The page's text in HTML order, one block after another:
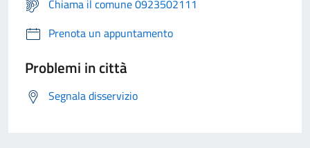
Chiama il comune 0923502111
Prenota un appuntamento
Problemi in città
Segnala disservizio